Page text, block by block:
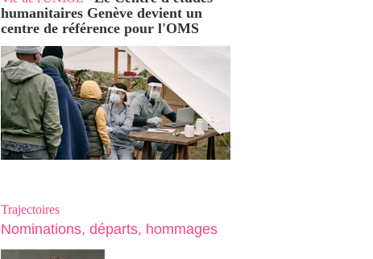
humanitaires Genève devient un
centre de référence pour l'OMS
Trajectoires
Nominations, départs, hommages